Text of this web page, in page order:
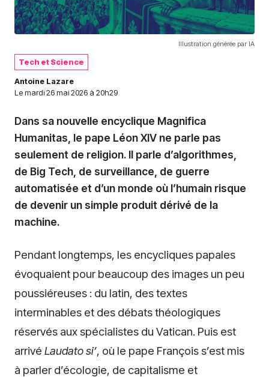
Illustration générée par IA
Tech et Science
Antoine Lazare
Le mardi 26 mai 2026 à 20h29
Dans sa nouvelle encyclique Magnifica
Humanitas, le pape Léon XIV ne parle pas
seulement de religion. Il parle d’algorithmes,
de Big Tech, de surveillance, de guerre
automatisée et d’un monde où l’humain risque
de devenir un simple produit dérivé de la
machine.
Pendant longtemps, les encycliques papales
évoquaient pour beaucoup des images un peu
poussiéreuses : du latin, des textes
interminables et des débats théologiques
réservés aux spécialistes du Vatican. Puis est
arrivé Laudato si’, où le pape François s’est mis
à parler d’écologie, de capitalisme et